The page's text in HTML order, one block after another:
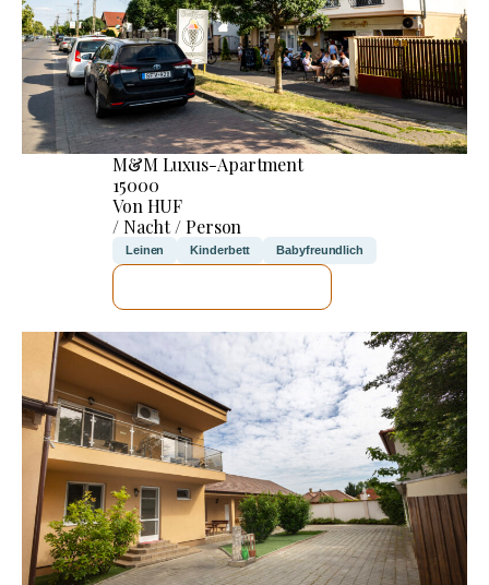
M&M Luxus-Apartment
15000
Von HUF
/ Nacht / Person
Leinen Kinderbett Babyfreundlich